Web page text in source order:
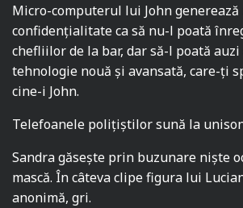
Micro-computerul lui John generează
confidențialitate ca să nu-l poată
chefliilor de la bar, dar să-l poată auzi
tehnologie nouă și avansată, care-ți
cine-i John.
Telefoanele polițiștilor sună la
Sandra găsește prin buzunare niște
mască. În câteva clipe figura lui
anonimă, gri.